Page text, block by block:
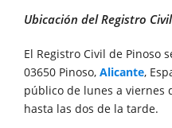
Ubicación del Registro
El Registro Civil de Pinoso
03650 Pinoso, Alicante,
público de lunes a viernes
hasta las dos de la tarde.